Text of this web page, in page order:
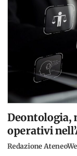
Deontologia,
operativi
Redazione